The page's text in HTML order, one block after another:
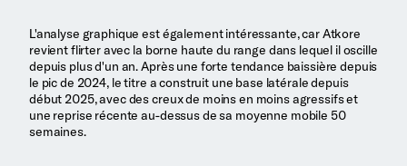
L'analyse graphique est également intéressante, car Atkore
revient flirter avec la borne haute du range dans lequel il oscille
depuis plus d'un an. Après une forte tendance baissière depuis
le pic de 2024, le titre a construit une base latérale depuis
début 2025, avec des creux de moins en moins agressifs et
une reprise récente au-dessus de sa moyenne mobile 50
semaines.